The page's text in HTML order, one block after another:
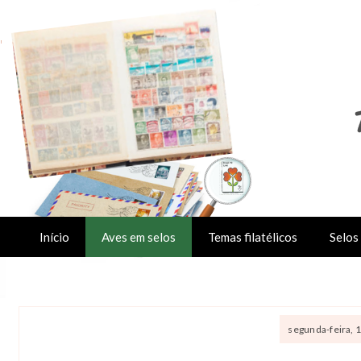
Início Aves em selos Temas filatélicos
segunda-feira,